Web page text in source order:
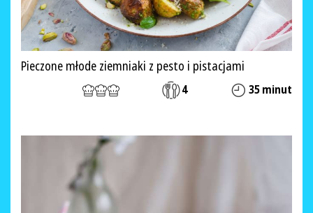
Pieczone młode ziemniaki z pesto i pistacjami
4 35 minut